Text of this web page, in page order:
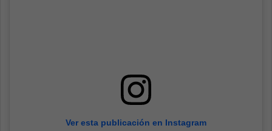
Ver esta publicación en Instagram